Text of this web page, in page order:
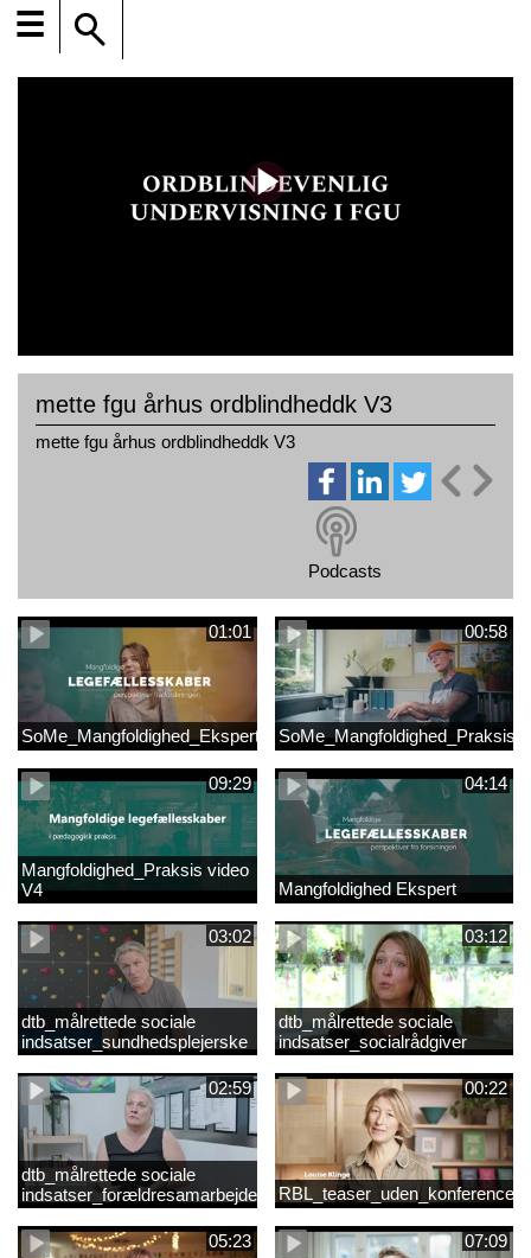
☰
mette fgu århus ordblindheddk V3
mette fgu århus ordblindheddk V3
Podcasts
01:01
SoMe_Mangfoldighed_Ekspert
00:58
SoMe_Mangfoldighed_Praksis
09:29
Mangfoldighed_Praksis video
V4
04:14
Mangfoldighed Ekspert
03:02
dtb_målrettede sociale
indsatser_sundhedsplejerske
(Original).mp4
03:12
dtb_målrettede sociale
indsatser_socialrådgiver
(Original).mp4
02:59
dtb_målrettede sociale
indsatser_forældresamarbejde
(Original).mp4
00:22
05:23 07:09